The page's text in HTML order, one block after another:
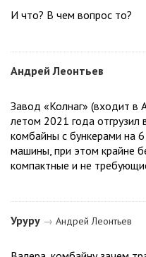
И что? В чем вопрос то?
Андрей Леонтьев
Завод «Колнаг» (входит в
летом 2021 года отгрузил
комбайны с бункерами на
машины, при этом крайне
компактные и не
Уруру → Андрей Леонтьев